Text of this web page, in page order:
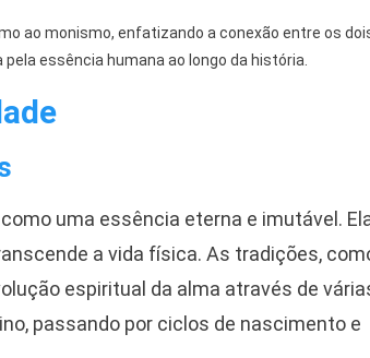
ao monismo, enfatizando a conexão entre os
essência humana ao longo da história.
uma essência eterna e imutável.
a vida física. As tradições,
espiritual da alma através de
passando por ciclos de nascimento e